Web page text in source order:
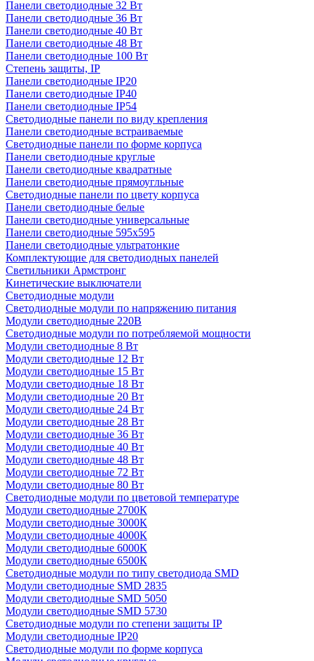
Панели светодиодные 32 Вт
Панели светодиодные 36 Вт
Панели светодиодные 40 Вт
Панели светодиодные 48 Вт
Панели светодиодные 100 Вт
Степень защиты, IP
Панели светодиодные IP20
Панели светодиодные IP40
Панели светодиодные IP54
Светодиодные панели по виду крепления
Панели светодиодные встраиваемые
Светодиодные панели по форме корпуса
Панели светодиодные круглые
Панели светодиодные квадратные
Панели светодиодные прямоугльные
Светодиодные панели по цвету корпуса
Панели светодиодные белые
Панели светодиодные универсальные
Панели светодиодные 595х595
Панели светодиодные ультратонкие
Комплектующие для светодиодных панелей
Светильники Армстронг
Кинетические выключатели
Светодиодные модули
Светодиодные модули по напряжению питания
Модули светодиодные 220В
Светодиодные модули по потребляемой мощности
Модули светодиодные 8 Вт
Модули светодиодные 12 Вт
Модули светодиодные 15 Вт
Модули светодиодные 18 Вт
Модули светодиодные 20 Вт
Модули светодиодные 24 Вт
Модули светодиодные 28 Вт
Модули светодиодные 36 Вт
Модули светодиодные 40 Вт
Модули светодиодные 48 Вт
Модули светодиодные 72 Вт
Модули светодиодные 80 Вт
Светодиодные модули по цветовой температуре
Модули светодиодные 2700К
Модули светодиодные 3000К
Модули светодиодные 4000К
Модули светодиодные 6000К
Модули светодиодные 6500К
Светодиодные модули по типу светодиода SMD
Модули светодиодные SMD 2835
Модули светодиодные SMD 5050
Модули светодиодные SMD 5730
Светодиодные модули по степени защиты IP
Модули светодиодные IP20
Светодиодные модули по форме корпуса